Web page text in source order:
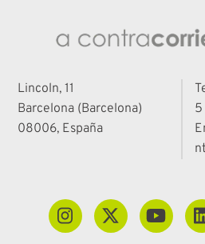
Lincoln, 11
Barcelona (Barcelona)
08006, España